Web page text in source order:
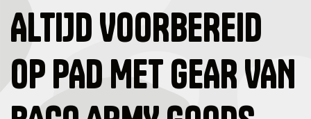
ALTIJD VOORBEREID
OP PAD MET GEAR VAN